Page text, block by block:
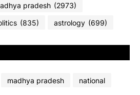
pradesh (2973)
(835) astrology (699)
madhya pradesh national